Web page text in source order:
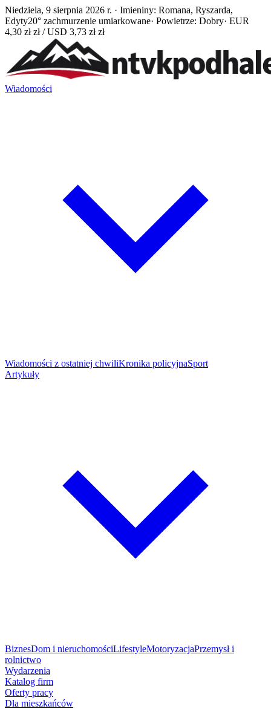
Niedziela, 9 sierpnia 2026 r. · Imieniny: Romana, Ryszarda,
Edyty20° zachmurzenie umiarkowane· Powietrze: Dobry· EUR
4,30 zł zł / USD 3,73 zł zł
Wiadomości
Wiadomości z ostatniej chwiliKronika policyjnaSport
Artykuły
BiznesDom i nieruchomościLifestyleMotoryzacjaPrzemysł i
rolnictwo
Wydarzenia
Katalog firm
Oferty pracy
Dla mieszkańców